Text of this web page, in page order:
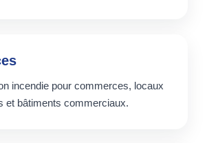
incendie pour commerces, locaux
et bâtiments commerciaux.